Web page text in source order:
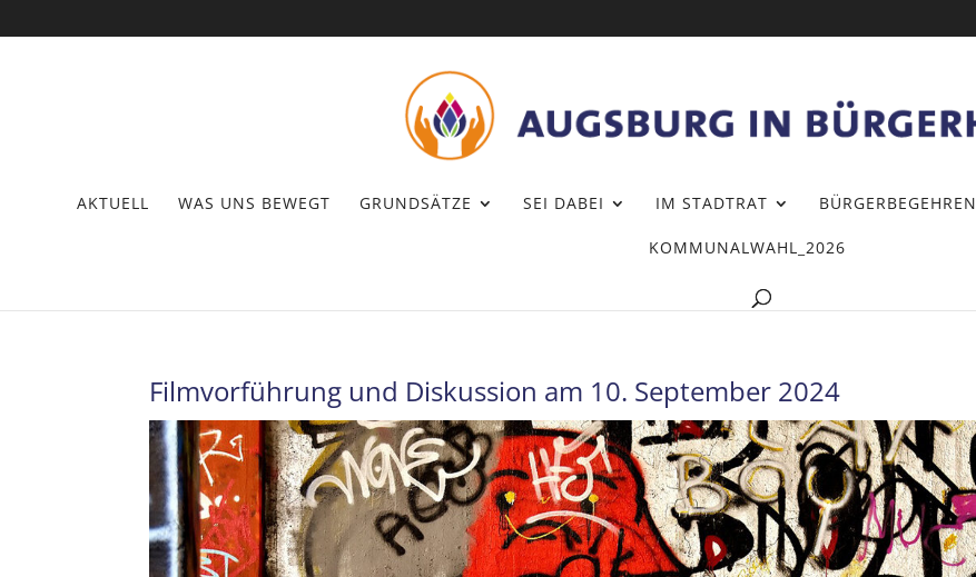
AKTUELL WAS UNS BEWEGT GRUNDSÄTZE SEI DABEI IM STADTRAT BÜRGERBEGEHREN
KOMMUNALWAHL_2026
Filmvorführung und Diskussion am 10. September 2024